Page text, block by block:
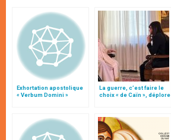
Exhortation apostolique
« Verbum Domini »
La guerre, c’est faire le
choix « de Caïn », déplore